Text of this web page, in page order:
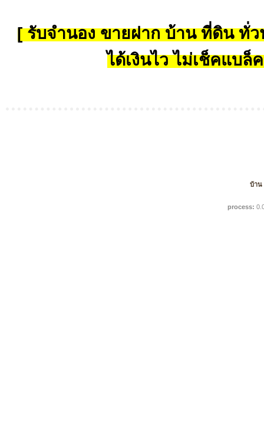
[ รับจำนอง ขายฝาก บ้าน ที่ดิน ทั่ว
ได้เงินไว ไม่เช็คแบล็
บ้าน
process: